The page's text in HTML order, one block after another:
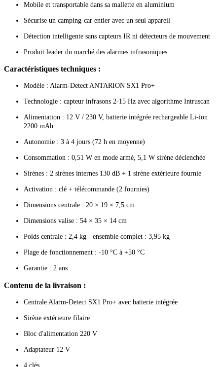
Mobile et transportable dans sa mallette en aluminium
Sécurise un camping-car entier avec un seul appareil
Détection intelligente sans capteurs IR ni détecteurs de mouvement
Produit leader du marché des alarmes infrasoniques
Caractéristiques techniques :
Modèle : Alarm-Detect ANTARION SX1 Pro+
Technologie : capteur infrasons 2-15 Hz avec algorithme Intruscan
Alimentation : 12 V / 230 V, batterie intégrée rechargeable Li-ion
2200 mAh
Autonomie : 3 à 4 jours (72 h en moyenne)
Consommation : 0,51 W en mode armé, 5,1 W sirène déclenchée
Sirènes : 2 sirènes internes 130 dB + 1 sirène extérieure fournie
Activation : clé + télécommande (2 fournies)
Dimensions centrale : 20 × 19 × 7,5 cm
Dimensions valise : 54 × 35 × 14 cm
Poids centrale : 2,4 kg - ensemble complet : 3,95 kg
Plage de fonctionnement : -10 °C à +50 °C
Garantie : 2 ans
Contenu de la livraison :
Centrale Alarm-Detect SX1 Pro+ avec batterie intégrée
Sirène extérieure filaire
Bloc d'alimentation 220 V
Adaptateur 12 V
4 clés